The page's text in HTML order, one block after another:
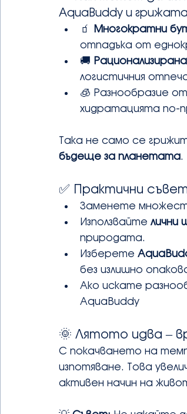
AquaBuddy и
🧃 Многократни
отпадъка от
🚚
логистичния
🧊 Разнообразие от
хидратацията по-
Така не само се
бъдеще за планетата.
✅ Практични
Заменете
Използвайте лични
природата.
Изберете
без излишно
Ако искате
AquaBuddy
🌞 Лятото идва –
С покачването на
изпотяване. Това
активен начин на